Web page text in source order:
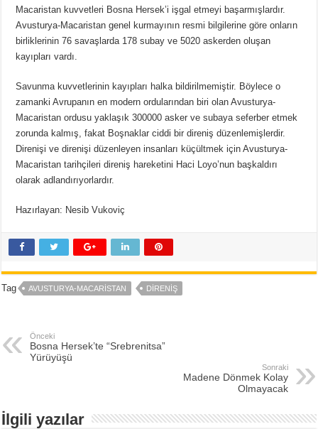
Macaristan kuvvetleri Bosna Hersek’i işgal etmeyi başarmışlardır.
Avusturya-Macaristan genel kurmayının resmi bilgilerine göre onların
birliklerinin 76 savaşlarda 178 subay ve 5020 askerden oluşan
kayıpları vardı.
Savunma kuvvetlerinin kayıpları halka bildirilmemiştir. Böylece o
zamanki Avrupanın en modern ordularından biri olan Avusturya-
Macaristan ordusu yaklaşık 300000 asker ve subaya seferber etmek
zorunda kalmış, fakat Boşnaklar ciddi bir direniş düzenlemişlerdir.
Direnişi ve direnişi düzenleyen insanları küçültmek için Avusturya-
Macaristan tarihçileri direniş hareketini Haci Loyo’nun başkaldırı
olarak adlandırıyorlardır.
Hazırlayan: Nesib Vukoviç
Tag AVUSTURYA-MACARISTAN DIRENIŞ
Önceki
Bosna Hersek’te “Srebrenitsa”
Yürüyüşü
Sonraki
Madene Dönmek Kolay
Olmayacak
İlgili yazılar